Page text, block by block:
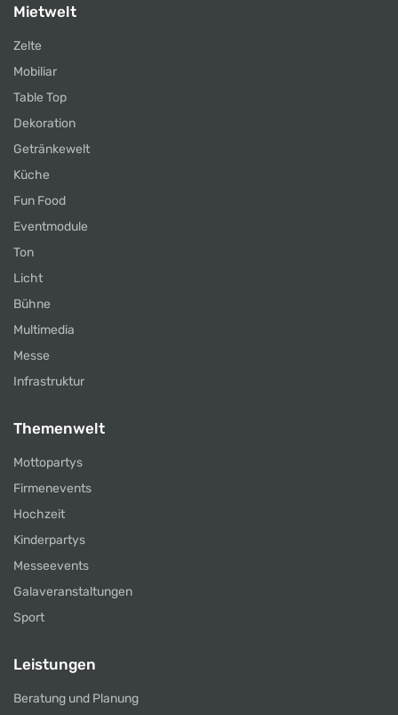
Mietwelt
Zelte
Mobiliar
Table Top
Dekoration
Getränkewelt
Küche
Fun Food
Eventmodule
Ton
Licht
Bühne
Multimedia
Messe
Infrastruktur
Themenwelt
Mottopartys
Firmenevents
Hochzeit
Kinderpartys
Messeevents
Galaveranstaltungen
Sport
Leistungen
Beratung und Planung